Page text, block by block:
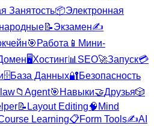
Занятость📦Электронная
📝Экзамен✍️
🎯 Работа 📱 Мини-
🖥️Хостинг📊 SEO🚀Запуск💳
🗄️База Данных🔐Безопасность
📁 Agent🎯 Навыки🤝Друзья🎲
📝 Layout Editing🧠 Mind
Learning📋Form Tools✍️AI